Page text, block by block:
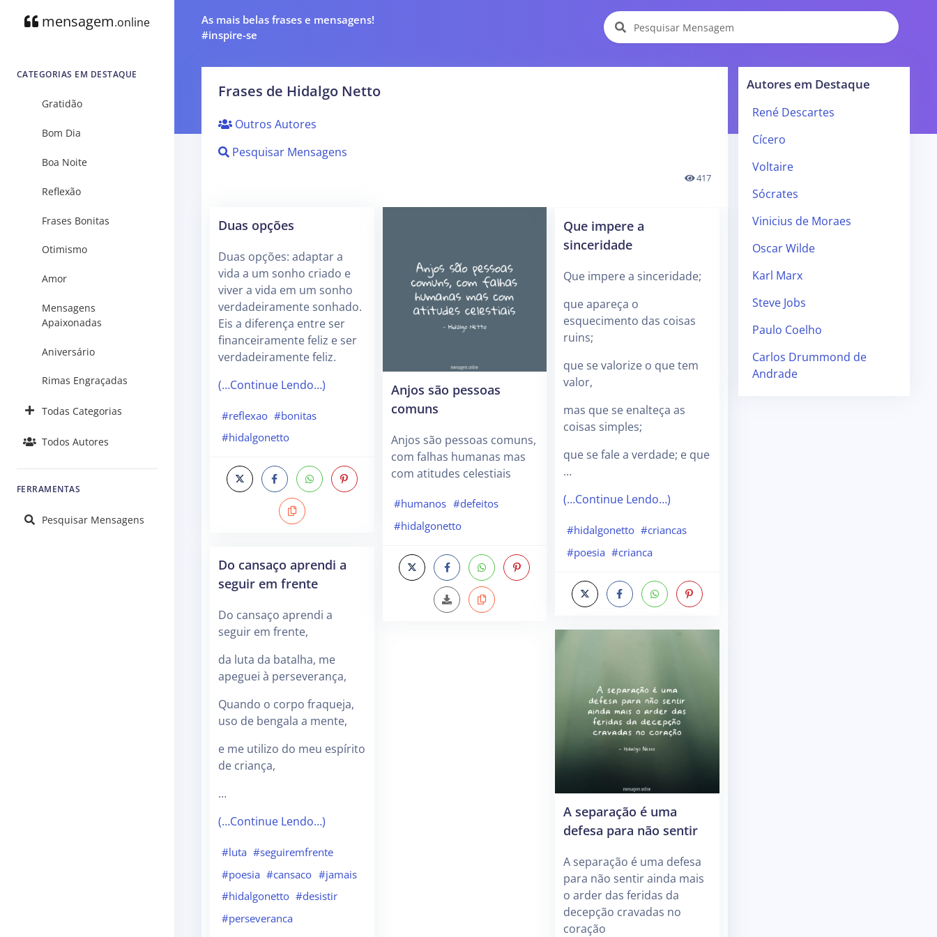
mensagem.online
CATEGORIAS EM DESTAQUE
Gratidão
Bom Dia
Boa Noite
Reflexão
Frases Bonitas
Otimismo
Amor
Mensagens
Apaixonadas
Aniversário
Rimas Engraçadas
Todas Categorias
Todos Autores
FERRAMENTAS
Pesquisar Mensagens
As mais belas frases e mensagens!
#inspire-se
Frases de Hidalgo Netto
Outros Autores
Pesquisar Mensagens
417
Duas opções
Duas opções: adaptar a
vida a um sonho criado e
viver a vida em um sonho
verdadeiramente sonhado.
Eis a diferença entre ser
financeiramente feliz e ser
verdadeiramente feliz.
(…Continue Lendo…)
#reflexao #bonitas
#hidalgonetto
Do cansaço aprendi a
seguir em frente
Do cansaço aprendi a
seguir em frente,
da luta da batalha, me
apeguei à perseverança,
Quando o corpo fraqueja,
uso de bengala a mente,
e me utilizo do meu espírito
de criança,
…
(…Continue Lendo…)
#luta #seguiremfrente
#poesia #cansaco #jamais
#hidalgonetto #desistir
#perseveranca
Anjos são pessoas
comuns
Anjos são pessoas comuns,
com falhas humanas mas
com atitudes celestiais
#humanos #defeitos
#hidalgonetto
Que impere a
sinceridade
Que impere a sinceridade;
que apareça o
esquecimento das coisas
ruins;
que se valorize o que tem
valor,
mas que se enalteça as
coisas simples;
que se fale a verdade; e que
…
(…Continue Lendo…)
#hidalgonetto #criancas
#poesia #crianca
A separação é uma
defesa para não sentir
A separação é uma defesa
para não sentir ainda mais
o arder das feridas da
decepção cravadas no
coração
Autores em Destaque
René Descartes
Cícero
Voltaire
Sócrates
Vinicius de Moraes
Oscar Wilde
Karl Marx
Steve Jobs
Paulo Coelho
Carlos Drummond de
Andrade